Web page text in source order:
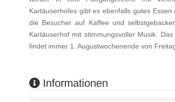
Kartäuserhofes gibt es ebenfalls gutes
die Besucher auf Kaffee und
Kartäuserhof mit stimmungsvoller Musik.
findet immer 1. Augustwochenende von
Informationen